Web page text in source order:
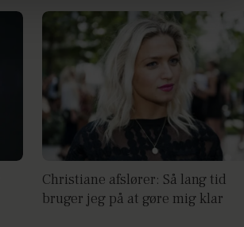
Christiane afslører: Så lang tid
bruger jeg på at gøre mig klar